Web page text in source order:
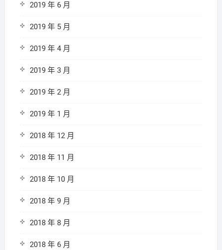
2019 年 6 月
2019 年 5 月
2019 年 4 月
2019 年 3 月
2019 年 2 月
2019 年 1 月
2018 年 12 月
2018 年 11 月
2018 年 10 月
2018 年 9 月
2018 年 8 月
2018 年 6 月